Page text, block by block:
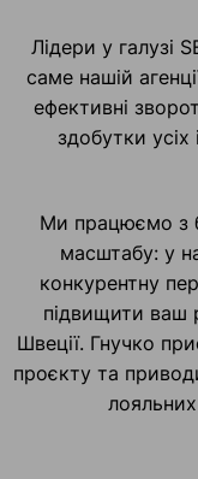
Лідери у галузі
саме нашій
ефективні
здобутки усіх
Ми працюємо з
масштабу: у
конкурентну
підвищити ваш
Швеції. Гнучко
проєкту та